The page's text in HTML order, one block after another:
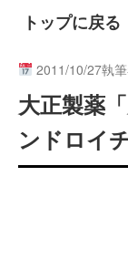
トップに戻る
2011/10/27執
大正製薬
ンドロイ